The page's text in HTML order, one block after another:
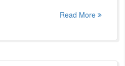
Read More